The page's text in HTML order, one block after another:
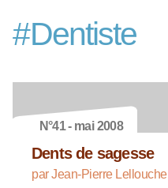
#Dentiste
N°41 - mai 2008
Dents de sagesse
par Jean-Pierre Lellouche